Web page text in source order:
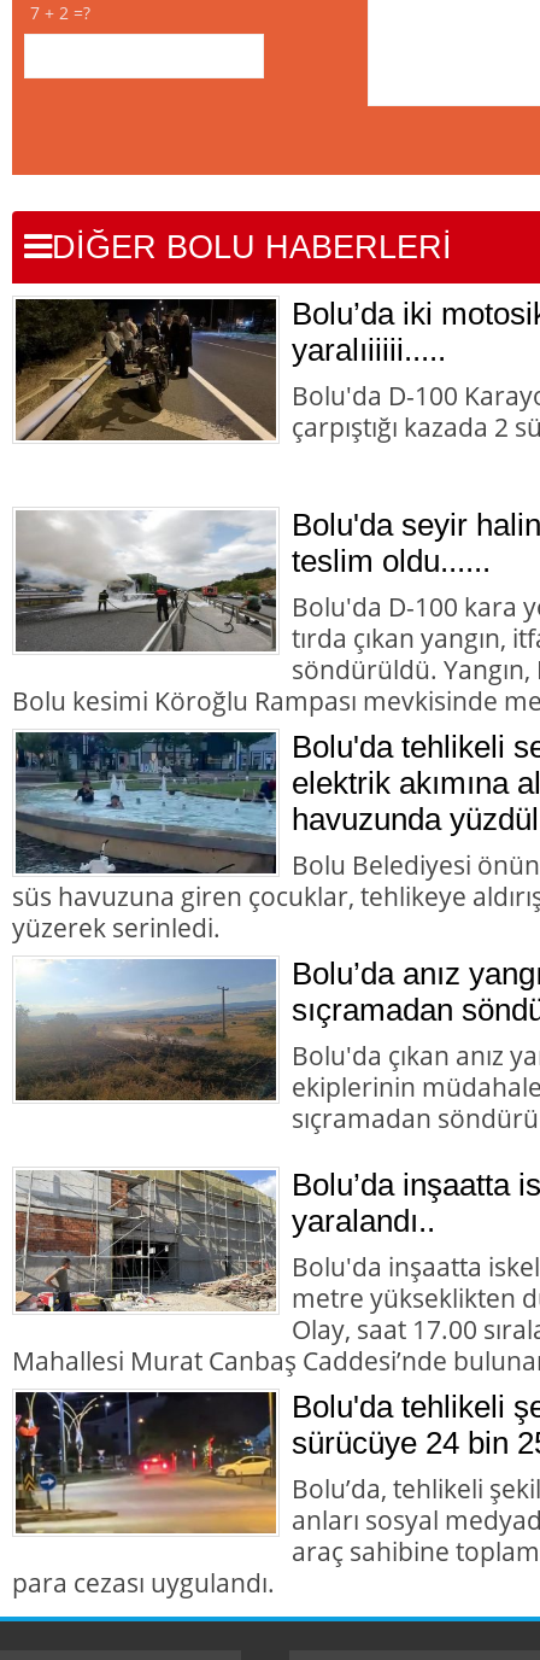
7 + 2 =?
DİĞER BOLU HABERLERİ
Bolu’da iki
yaralıiiiii.....
Bolu'da D-100
çarpıştığı kazada 2
Bolu'da seyir
teslim oldu......
Bolu'da D-100 kara
tırda çıkan yangın,
söndürüldü.
Bolu kesimi Köroğlu Rampası mevkisinde
Bolu'da tehlikeli
elektrik akımına
havuzunda
Bolu Belediyesi
süs havuzuna giren çocuklar, tehlikeye
yüzerek serinledi.
Bolu’da anız
sıçramadan
Bolu'da çıkan anız
ekiplerinin
sıçramadan
Bolu’da inşaatta
yaralandı..
Bolu'da inşaatta
metre yükseklikten
Olay, saat 17.00
Mahallesi Murat Canbaş Caddesi’nde
Bolu'da tehlikeli
sürücüye 24 bin
Bolu’da, tehlikeli
anları sosyal
araç sahibine
para cezası uygulandı.